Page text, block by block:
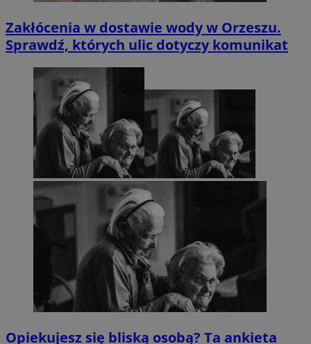
Zakłócenia w dostawie wody w Orzeszu.
Sprawdź, których ulic dotyczy komunikat
Opiekujesz się bliską osobą? Ta ankieta